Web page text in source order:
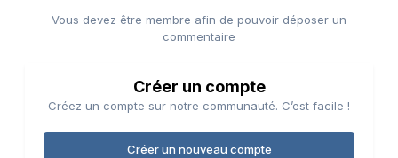
Vous devez être membre afin de pouvoir déposer un
commentaire
Créer un compte
Créez un compte sur notre communauté. C’est facile !
Créer un nouveau compte